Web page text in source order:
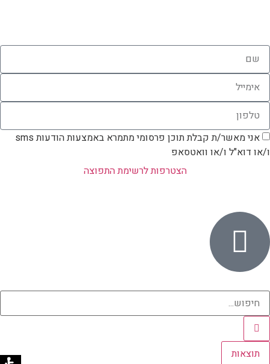
אני מאשר/ת קבלת תוכן פרסומי מתמרא באמצעות הודעות sms
ו/או דוא"ל ו/או וואטסאפ
הצטרפות לרשימת התפוצה
תוצאות